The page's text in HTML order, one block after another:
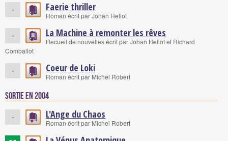
- Faerie thriller
Roman écrit par Johan Heliot
- La Machine à remonter les rêves
Recueil de nouvelles écrit par Johan Heliot et Richard
Comballot
- Coeur de Loki
Roman écrit par Michel Robert
Sortie en 2004
- L'Ange du Chaos
Roman écrit par Michel Robert